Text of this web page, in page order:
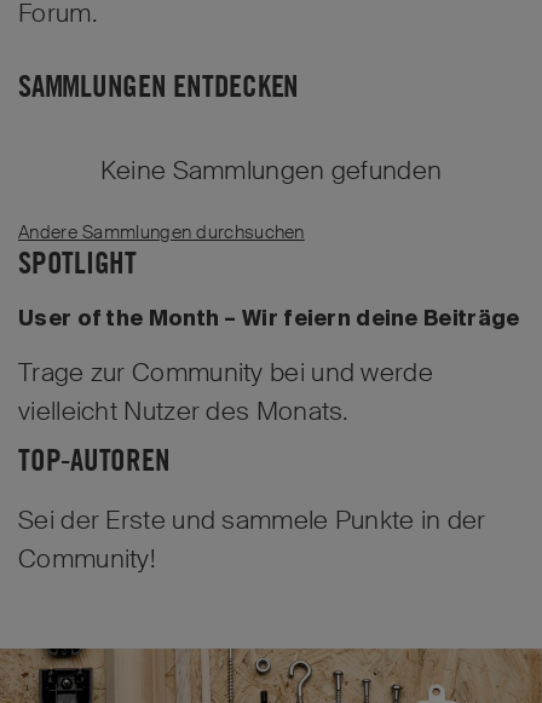
Forum.
SAMMLUNGEN ENTDECKEN
Keine Sammlungen gefunden
Andere Sammlungen durchsuchen
SPOTLIGHT
User of the Month – Wir feiern deine Beiträge
Trage zur Community bei und werde
vielleicht Nutzer des Monats.
TOP-AUTOREN
Sei der Erste und sammele Punkte in der
Community!